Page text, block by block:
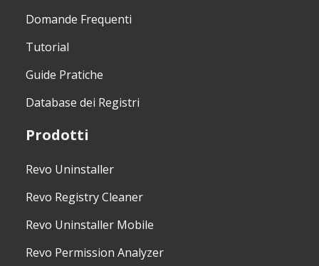
Domande Frequenti
Tutorial
Guide Pratiche
Database dei Registri
Prodotti
Revo Uninstaller
Revo Registry Cleaner
Revo Uninstaller Mobile
Revo Permission Analyzer